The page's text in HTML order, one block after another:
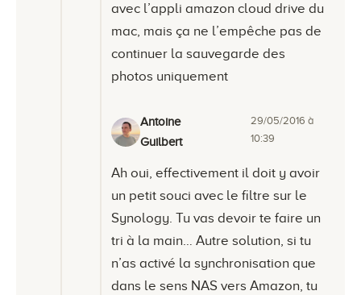
avec l’appli amazon cloud drive du
mac, mais ça ne l’empêche pas de
continuer la sauvegarde des
photos uniquement
Antoine
Guilbert
29/05/2016 à
10:39
Ah oui, effectivement il doit y avoir
un petit souci avec le filtre sur le
Synology. Tu vas devoir te faire un
tri à la main… Autre solution, si tu
n’as activé la synchronisation que
dans le sens NAS vers Amazon, tu